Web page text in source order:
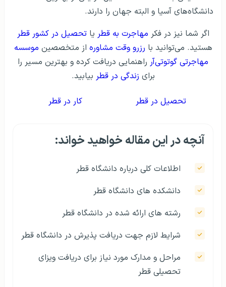
دانشگاه‌های آسیا و البته جهان را دارند.
اگر شما نیز در فکر مهاجرت به قطر یاتحصیل در کشور قطر
هستید. می‌توانید با رزرو وقت مشاوره از متخصصین موسسه
مهاجرتی گوتوتی‌آر راهنمایی دریافت کرده و بهترین مسیر را
برای زندگی در قطر بیابید.
تحصیل در قطر کار در قطر
آنچه در این مقاله خواهید خواند:
اطلاعات کلی درباره دانشگاه قطر
دانشکده‌ های دانشگاه قطر
رشته‌‌ های ارائه شده در دانشگاه قطر
شرایط لازم جهت دریافت پذیرش در دانشگاه قطر
مراحل و مدارک مورد نیاز برای دریافت ویزای
تحصیلی قطر